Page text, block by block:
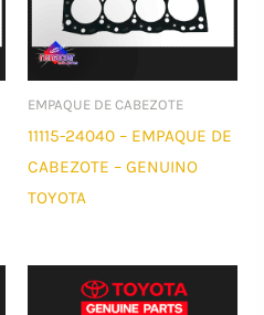
EMPAQUE DE CABEZOTE
11115-24040 – EMPAQUE DE
CABEZOTE – GENUINO
TOYOTA